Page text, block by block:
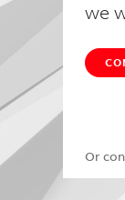
we
Or